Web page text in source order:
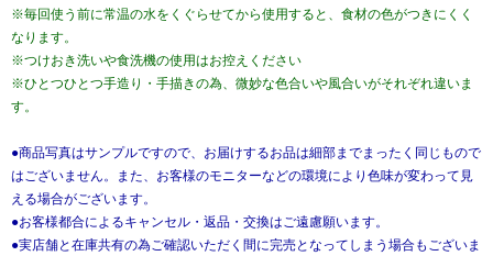
※毎回使う前に常温の水をくぐらせてから使用すると、食材の色がつきにくく
なります。
※つけおき洗いや食洗機の使用はお控えください
※ひとつひとつ手造り・手描きの為、微妙な色合いや風合いがそれぞれ違いま
す。
●商品写真はサンプルですので、お届けするお品は細部までまったく同じもので
はございません。また、お客様のモニターなどの環境により色味が変わって見
える場合がございます。
●お客様都合によるキャンセル・返品・交換はご遠慮願います。
●実店舗と在庫共有の為ご確認いただく間に完売となってしまう場合もございま